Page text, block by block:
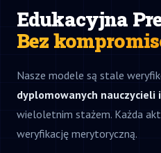
Edukacyjna
Bez
Nasze modele są stale
dyplomowanych
wieloletnim stażem. Każda
weryfikację merytoryczną.